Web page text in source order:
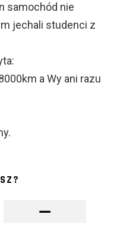
samochód nie
jechali studenci z
a Wy ani razu